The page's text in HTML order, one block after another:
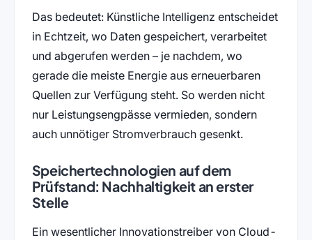
Das bedeutet: Künstliche Intelligenz entscheidet
in Echtzeit, wo Daten gespeichert, verarbeitet
und abgerufen werden – je nachdem, wo
gerade die meiste Energie aus erneuerbaren
Quellen zur Verfügung steht. So werden nicht
nur Leistungsengpässe vermieden, sondern
auch unnötiger Stromverbrauch gesenkt.
Speichertechnologien auf dem
Prüfstand: Nachhaltigkeit an erster
Stelle
Ein wesentlicher Innovationstreiber von Cloud-